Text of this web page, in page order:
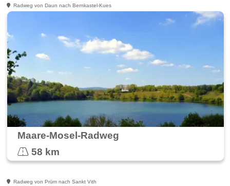
Radweg von Daun nach Bernkastel-Kues
Maare-Mosel-Radweg
58 km
Radweg von Prüm nach Sankt Vith